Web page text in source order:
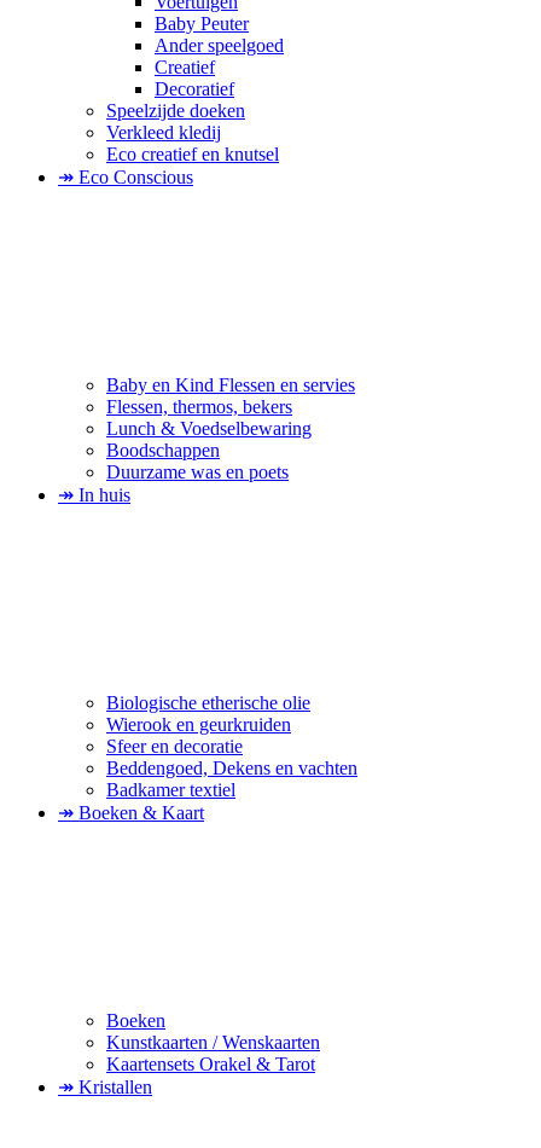
Baby Peuter
Ander speelgoed
Creatief
Decoratief
Speelzijde doeken
Verkleed kledij
Eco creatief en knutsel
↠ Eco Conscious
Baby en Kind Flessen en servies
Flessen, thermos, bekers
Lunch & Voedselbewaring
Boodschappen
Duurzame was en poets
↠ In huis
Biologische etherische olie
Wierook en geurkruiden
Sfeer en decoratie
Beddengoed, Dekens en vachten
Badkamer textiel
↠ Boeken & Kaart
Boeken
Kunstkaarten / Wenskaarten
Kaartensets Orakel & Tarot
↠ Kristallen